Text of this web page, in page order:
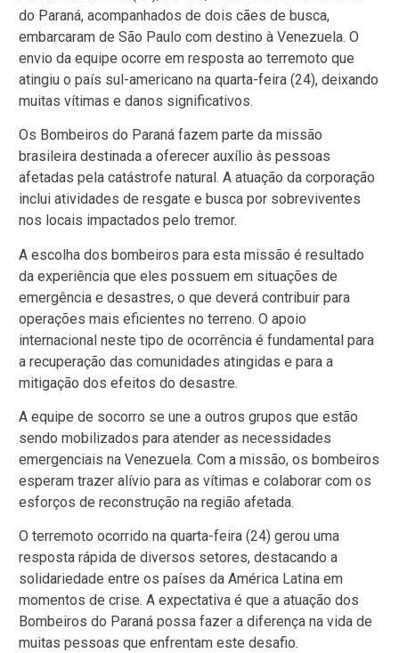
do Paraná, acompanhados de dois cães de busca,
embarcaram de São Paulo com destino à Venezuela. O
envio da equipe ocorre em resposta ao terremoto que
atingiu o país sul-americano na quarta-feira (24), deixando
muitas vítimas e danos significativos.
Os Bombeiros do Paraná fazem parte da missão
brasileira destinada a oferecer auxílio às pessoas
afetadas pela catástrofe natural. A atuação da corporação
inclui atividades de resgate e busca por sobreviventes
nos locais impactados pelo tremor.
A escolha dos bombeiros para esta missão é resultado
da experiência que eles possuem em situações de
emergência e desastres, o que deverá contribuir para
operações mais eficientes no terreno. O apoio
internacional neste tipo de ocorrência é fundamental para
a recuperação das comunidades atingidas e para a
mitigação dos efeitos do desastre.
A equipe de socorro se une a outros grupos que estão
sendo mobilizados para atender as necessidades
emergenciais na Venezuela. Com a missão, os bombeiros
esperam trazer alívio para as vítimas e colaborar com os
esforços de reconstrução na região afetada.
O terremoto ocorrido na quarta-feira (24) gerou uma
resposta rápida de diversos setores, destacando a
solidariedade entre os países da América Latina em
momentos de crise. A expectativa é que a atuação dos
Bombeiros do Paraná possa fazer a diferença na vida de
muitas pessoas que enfrentam este desafio.